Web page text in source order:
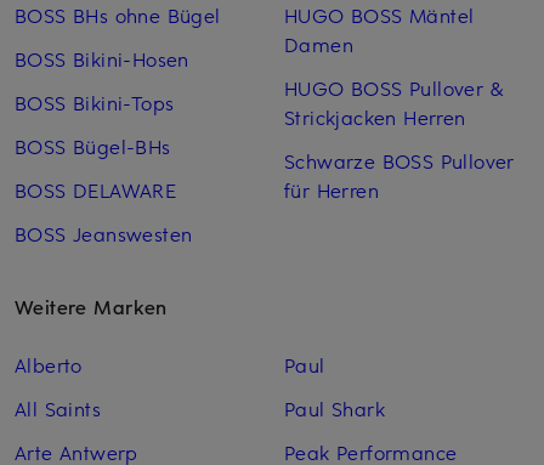
BOSS BHs ohne Bügel
BOSS Bikini-Hosen
BOSS Bikini-Tops
BOSS Bügel-BHs
BOSS DELAWARE
BOSS Jeanswesten
HUGO BOSS Mäntel
Damen
HUGO BOSS Pullover &
Strickjacken Herren
Schwarze BOSS Pullover
für Herren
Weitere Marken
Alberto
All Saints
Arte Antwerp
Paul
Paul Shark
Peak Performance